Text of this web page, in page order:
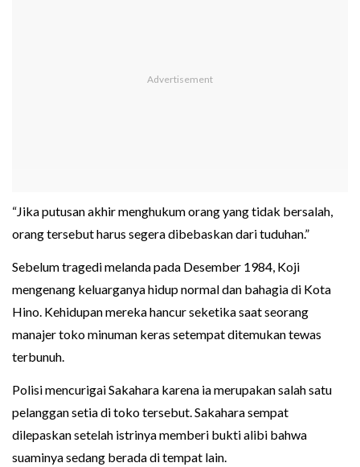
“Jika putusan akhir menghukum orang yang tidak bersalah,
orang tersebut harus segera dibebaskan dari tuduhan.”
Sebelum tragedi melanda pada Desember 1984, Koji
mengenang keluarganya hidup normal dan bahagia di Kota
Hino. Kehidupan mereka hancur seketika saat seorang
manajer toko minuman keras setempat ditemukan tewas
terbunuh.
Polisi mencurigai Sakahara karena ia merupakan salah satu
pelanggan setia di toko tersebut. Sakahara sempat
dilepaskan setelah istrinya memberi bukti alibi bahwa
suaminya sedang berada di tempat lain.